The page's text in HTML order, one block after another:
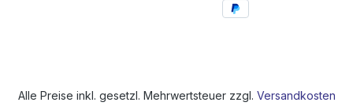
Alle Preise inkl. gesetzl. Mehrwertsteuer zzgl. Versandkosten